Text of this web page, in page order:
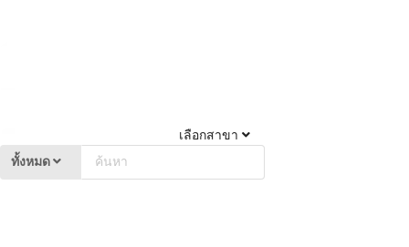
เลือกสาขา
ทั้งหมด